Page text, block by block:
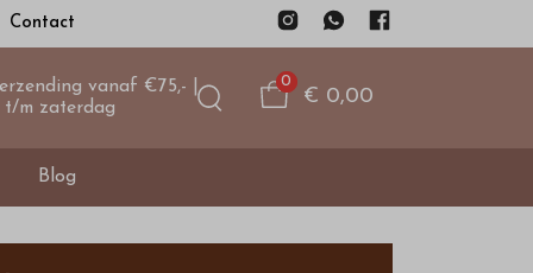
Contact
vanaf €75,- |
t/m zaterdag
0
€ 0,00
Blog